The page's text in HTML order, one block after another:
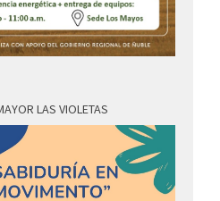
LAS VIOLETAS